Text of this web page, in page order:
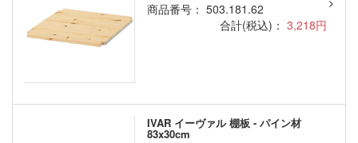
商品番号： 503.181.62
合計(税込)： 3,218円
IVAR イーヴァル 棚板 - パイン材
83x30cm